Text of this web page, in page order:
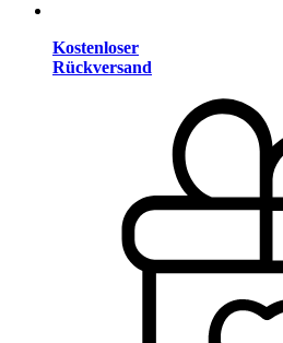
Kostenloser
Rückversand